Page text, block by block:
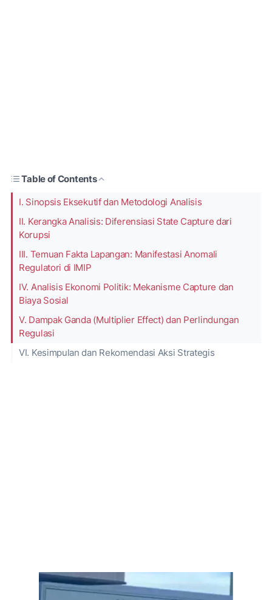
Table of Contents
I. Sinopsis Eksekutif dan Metodologi Analisis
II. Kerangka Analisis: Diferensiasi State Capture dari
Korupsi
III. Temuan Fakta Lapangan: Manifestasi Anomali
Regulatori di IMIP
IV. Analisis Ekonomi Politik: Mekanisme Capture dan
Biaya Sosial
V. Dampak Ganda (Multiplier Effect) dan Perlindungan
Regulasi
VI. Kesimpulan dan Rekomendasi Aksi Strategis